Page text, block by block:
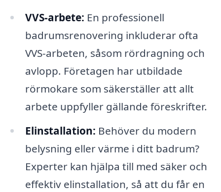
VVS-arbete: En professionell
badrumsrenovering inkluderar ofta
VVS-arbeten, såsom rördragning och
avlopp. Företagen har utbildade
rörmokare som säkerställer att allt
arbete uppfyller gällande föreskrifter.
Elinstallation: Behöver du modern
belysning eller värme i ditt badrum?
Experter kan hjälpa till med säker och
effektiv elinstallation, så att du får en